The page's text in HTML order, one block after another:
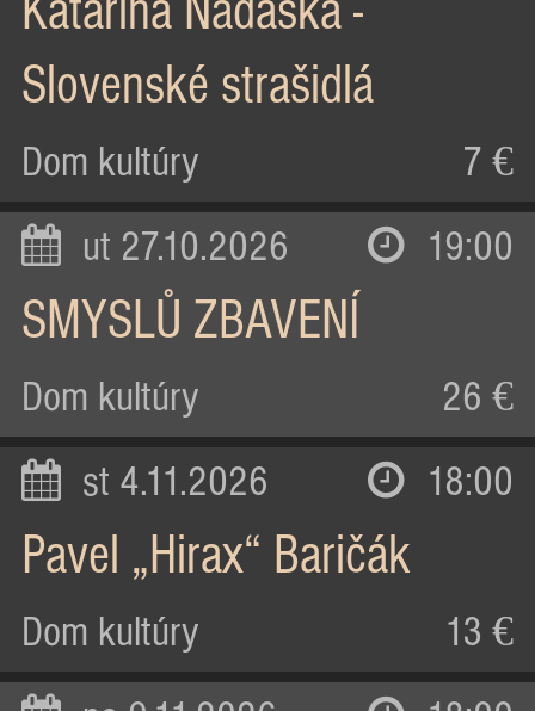
Katarína Nádaska -
Slovenské strašidlá
Dom kultúry 7 €
ut 27.10.2026 19:00
SMYSLŮ ZBAVENÍ
Dom kultúry 26 €
st 4.11.2026 18:00
Pavel „Hirax“ Baričák
Dom kultúry 13 €